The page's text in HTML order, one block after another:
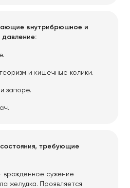
внутрибрюшное и
давление:
и кишечные колики.
запоре.
требующие
врожденное сужение
желудка. Проявляется